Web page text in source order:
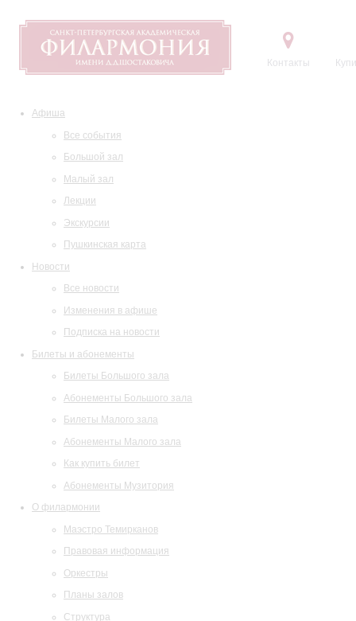
Контакты
Афиша
Все события
Большой зал
Малый зал
Лекции
Экскурсии
Пушкинская карта
Новости
Все новости
Изменения в афише
Подписка на новости
Билеты и абонементы
Билеты Большого зала
Абонементы Большого зала
Билеты Малого зала
Абонементы Малого зала
Как купить билет
Абонементы Музитория
О филармонии
Маэстро Темирканов
Правовая информация
Оркестры
Планы залов
Структура